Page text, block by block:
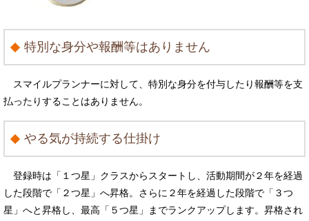
特別な身分や報酬等はありません
スマイルプランナーに対して、特別な身分を付与したり報酬等を支
払ったりすることはありません。
やる気が持続する仕掛け
登録時は「１つ星」クラスからスタートし、活動期間が２年を経過
した段階で「２つ星」へ昇格。さらに２年を経過した段階で「３つ
星」へと昇格し、最高「５つ星」までランクアップします。昇格され